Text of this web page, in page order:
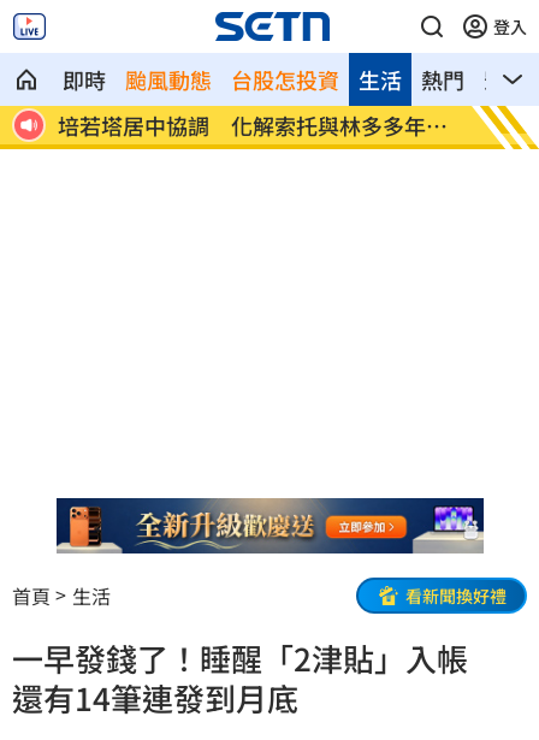
登入
即時 颱風動態 台股怎投資 熱門 影音
生活
牲
培若塔居中協調 化解索托與林多多年心
結
才駁
首頁 生活 看新聞換好禮
一早發錢了！睡醒「2津貼」入帳
還有14筆連發到月底